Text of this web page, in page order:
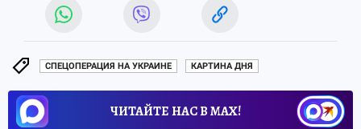
СПЕЦОПЕРАЦИЯ НА УКРАИНЕ КАРТИНА ДНЯ
ЧИТАЙТЕ НАС В МАХ!